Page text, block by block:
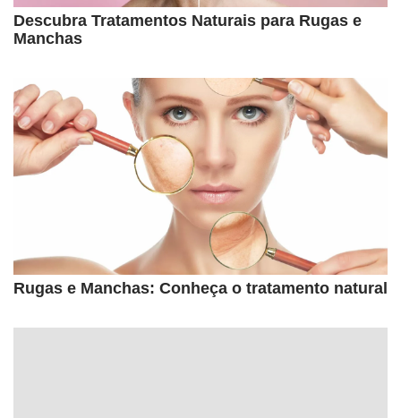
Descubra Tratamentos Naturais para Rugas e
Manchas
Rugas e Manchas: Conheça o tratamento natural